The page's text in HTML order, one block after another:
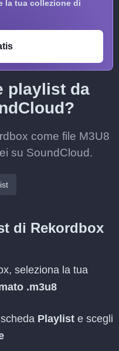
la tua collezione di
playlist da
come file M3U8
su SoundCloud.
di Rekordbox
seleziona la tua
.m3u8
Playlist e scegli